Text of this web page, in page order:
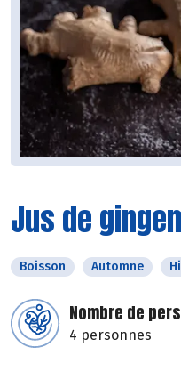
Jus de
Boisson Automne
Nombre de
4 personnes